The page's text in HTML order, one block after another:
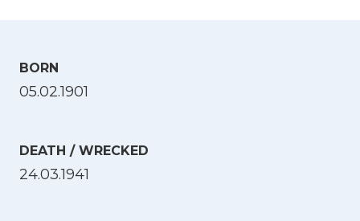
BORN
05.02.1901
DEATH / WRECKED
24.03.1941